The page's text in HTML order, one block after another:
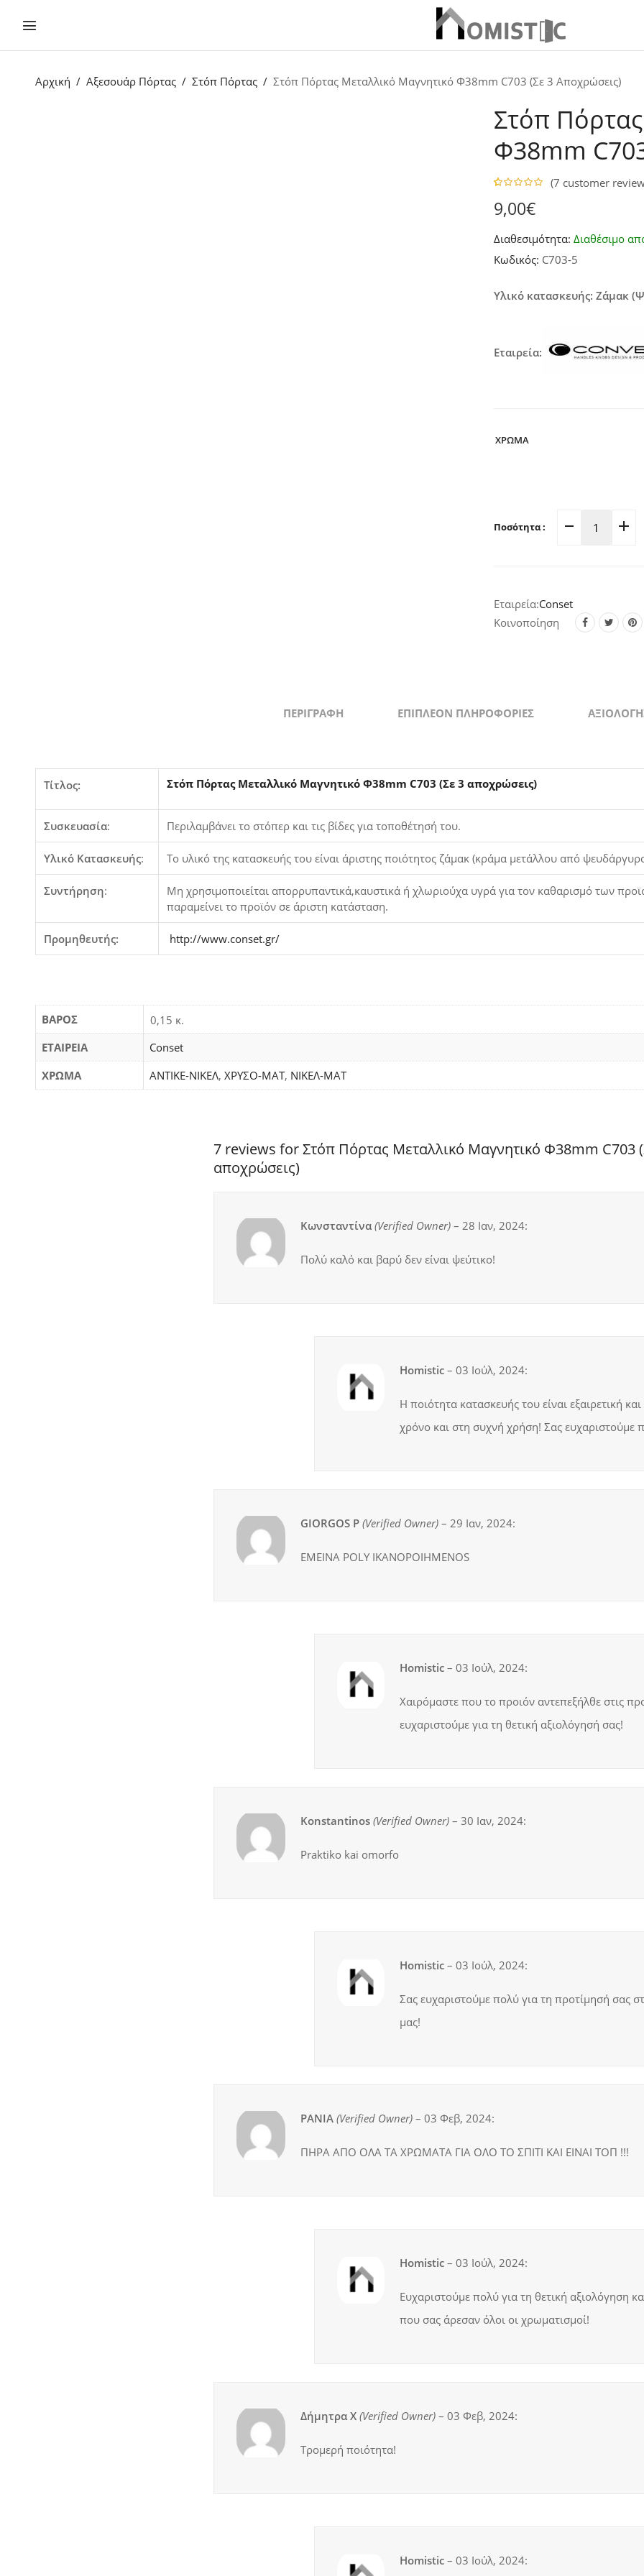
Αρχική Αξεσουάρ Πόρτας Στόπ Πόρτας Στόπ Πόρτας Μεταλλικό Μαγνητικό Φ38mm C703 (Σε 3 Αποχρώσεις)
Στόπ
Φ38mm
based on
customer
(7 customer
9,00€
Διαθεσιμότητα: Διαθέσιμο
Κωδικός: C703-5
Υλικό κατασκευής: Ζάμακ
Εταιρεία:
ΧΡΩΜΑ
Ποσότητα :
Στόπ
C703
Conset
Κοινοποίηση
ΠΕΡΙΓΡΑΦΉ ΕΠΙΠΛΈΟΝ ΠΛΗΡΟΦΟΡΊΕΣ
Τίτλος: Στόπ Πόρτας Μεταλλικό Μαγνητικό Φ38mm C703 (Σε 3 αποχρώσεις)
Συσκευασία: Περιλαμβάνει το στόπερ και τις βίδες για τοποθέτησή του.
Υλικό Κατασκευής: Το υλικό της κατασκευής του είναι άριστης ποιότητος ζάμακ (κράμα μετάλλου από
Συντήρηση:
Μη χρησιμοποιείται απορρυπαντικά,καυστικά ή χλωριούχα υγρά για τον καθαρισμό των
παραμείνει το προϊόν σε άριστη κατάσταση.
Προμηθευτής: http://www.conset.gr/
ΒΆΡΟΣ
0,15 κ.
ΕΤΑΙΡΕΙΑ
Conset
ΧΡΩΜΑ
ΑΝΤΙΚΕ-ΝΙΚΕΛ, ΧΡΥΣΟ-ΜΑΤ, ΝΙΚΕΛ-ΜΑΤ
7 reviews for Στόπ Πόρτας Μεταλλικό Μαγνητικό Φ38mm C703
αποχρώσεις)
Κωνσταντίνα (verified Owner)– 28 Ιαν, 2024:
Πολύ καλό και βαρύ δεν είναι ψεύτικο!
Homistic– 03 Ιούλ, 2024:
Η ποιότητα κατασκευής του είναι εξαιρετική
χρόνο και στη συχνή χρήση! Σας ευχαριστούμε
GIORGOS P (verified Owner)– 29 Ιαν, 2024:
EMEINA POLY IKANOPOIHMENOS
Homistic– 03 Ιούλ, 2024:
Χαιρόμαστε που το προιόν αντεπεξήλθε στις
ευχαριστούμε για τη θετική αξιολόγησή σας!
Konstantinos (verified Owner)– 30 Ιαν, 2024:
Praktiko kai omorfo
Homistic– 03 Ιούλ, 2024:
Σας ευχαριστούμε πολύ για τη προτίμησή σας
μας!
ΡΑΝΙΑ (verified Owner)– 03 Φεβ, 2024:
ΠΗΡΑ ΑΠΟ ΟΛΑ ΤΑ ΧΡΩΜΑΤΑ ΓΙΑ ΟΛΟ ΤΟ ΣΠΙΤΙ ΚΑΙ ΕΙΝΑΙ ΤΟΠ !!!
Homistic– 03 Ιούλ, 2024:
Ευχαριστούμε πολύ για τη θετική αξιολόγηση
που σας άρεσαν όλοι οι χρωματισμοί!
Δήμητρα Χ (verified Owner)– 03 Φεβ, 2024:
Τρομερή ποιότητα!
Homistic– 03 Ιούλ, 2024: